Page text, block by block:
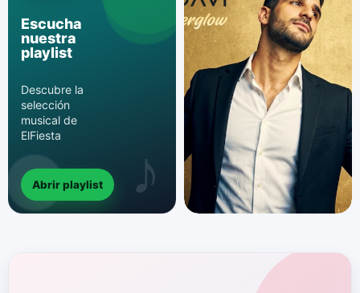
Escucha
nuestra
playlist
Descubre la
selección
musical de
ElFiesta
Abrir playlist